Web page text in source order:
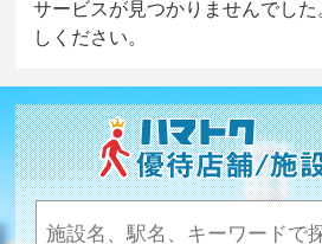
サービスが見つかりませんでし
しください。